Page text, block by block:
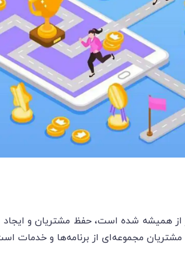
همیشه شده است، حفظ مشتریان و ایجاد
مشتریان مجموعه‌ای از برنامه‌ها و